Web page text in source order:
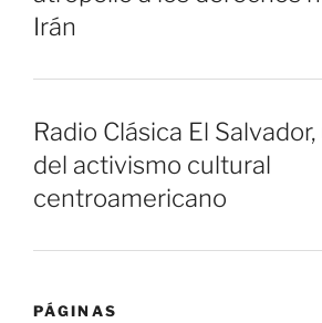
Irán
Radio Clásica El
del activismo cultural
centroamericano
PÁGINAS